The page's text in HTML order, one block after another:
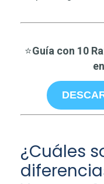
⭐Guía con 10
¿Cuáles